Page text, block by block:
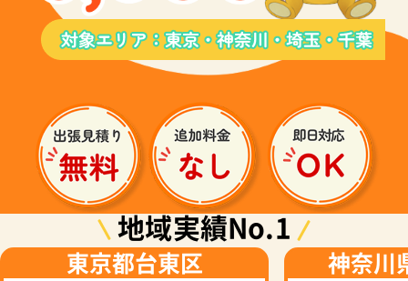
地域実績No.1
東京都台東区 神奈川